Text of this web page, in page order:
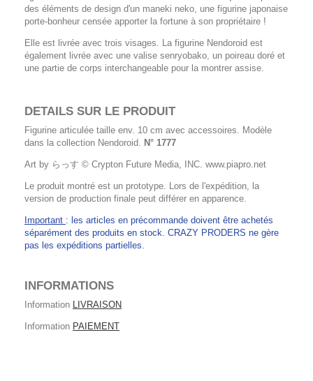
des éléments de design d'un maneki neko, une figurine japonaise
porte-bonheur censée apporter la fortune à son propriétaire !
Elle est livrée avec trois visages. La figurine Nendoroid est
également livrée avec une valise senryobako, un poireau doré et
une partie de corps interchangeable pour la montrer assise.
DETAILS SUR LE PRODUIT
Figurine articulée taille env. 10 cm avec accessoires. Modèle
dans la collection Nendoroid.
N° 1777
Art by らっす © Crypton Future Media, INC. www.piapro.net
Le produit montré est un prototype. Lors de l'expédition, la
version de production finale peut différer en apparence.
Important : les articles en précommande doivent être achetés
séparément des produits en stock. CRAZY PRODERS ne gère
pas les expéditions partielles.
INFORMATIONS
Information LIVRAISON
Information PAIEMENT